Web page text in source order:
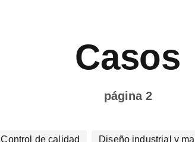
Casos
página 2
Control de calidad Diseño industrial y